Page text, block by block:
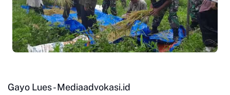
Gayo Lues - Mediaadvokasi.id